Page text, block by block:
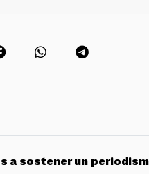
a sostener un